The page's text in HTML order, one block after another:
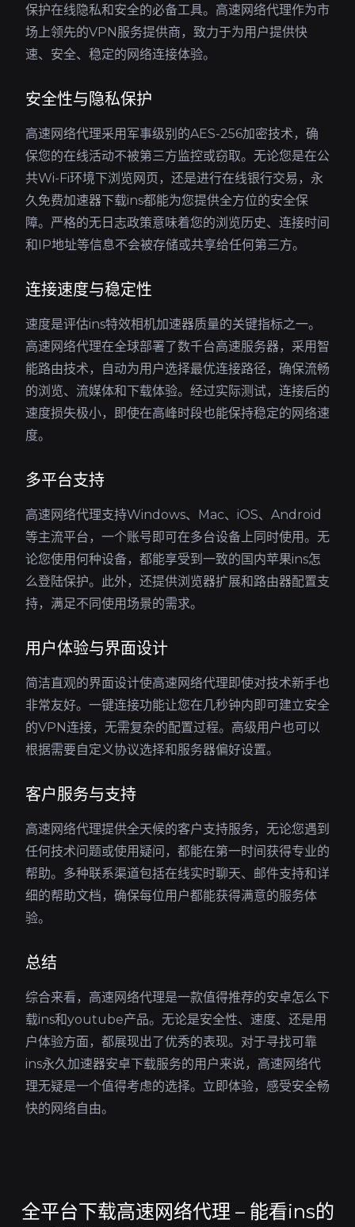
保护在线隐私和安全的必备工具。高速网络代理作为市
场上领先的VPN服务提供商，致力于为用户提供快
速、安全、稳定的网络连接体验。
安全性与隐私保护
高速网络代理采用军事级别的AES-256加密技术，确
保您的在线活动不被第三方监控或窃取。无论您是在公
共Wi-Fi环境下浏览网页，还是进行在线银行交易，永
久免费加速器下载ins都能为您提供全方位的安全保
障。严格的无日志政策意味着您的浏览历史、连接时间
和IP地址等信息不会被存储或共享给任何第三方。
连接速度与稳定性
速度是评估ins特效相机加速器质量的关键指标之一。
高速网络代理在全球部署了数千台高速服务器，采用智
能路由技术，自动为用户选择最优连接路径，确保流畅
的浏览、流媒体和下载体验。经过实际测试，连接后的
速度损失极小，即使在高峰时段也能保持稳定的网络速
度。
多平台支持
高速网络代理支持Windows、Mac、iOS、Android
等主流平台，一个账号即可在多台设备上同时使用。无
论您使用何种设备，都能享受到一致的国内苹果ins怎
么登陆保护。此外，还提供浏览器扩展和路由器配置支
持，满足不同使用场景的需求。
用户体验与界面设计
简洁直观的界面设计使高速网络代理即使对技术新手也
非常友好。一键连接功能让您在几秒钟内即可建立安全
的VPN连接，无需复杂的配置过程。高级用户也可以
根据需要自定义协议选择和服务器偏好设置。
客户服务与支持
高速网络代理提供全天候的客户支持服务，无论您遇到
任何技术问题或使用疑问，都能在第一时间获得专业的
帮助。多种联系渠道包括在线实时聊天、邮件支持和详
细的帮助文档，确保每位用户都能获得满意的服务体
验。
总结
综合来看，高速网络代理是一款值得推荐的安卓怎么下
载ins和youtube产品。无论是安全性、速度、还是用
户体验方面，都展现出了优秀的表现。对于寻找可靠
ins永久加速器安卓下载服务的用户来说，高速网络代
理无疑是一个值得考虑的选择。立即体验，感受安全畅
快的网络自由。
全平台下载高速网络代理 – 能看ins的